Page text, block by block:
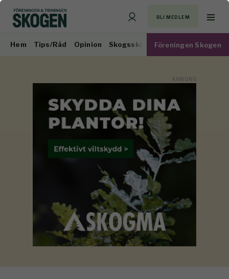
BLI MEDLEM
Hem Tips/Råd Opinion Skogsskötsel Virkesmarknad
Föreningen Skogen